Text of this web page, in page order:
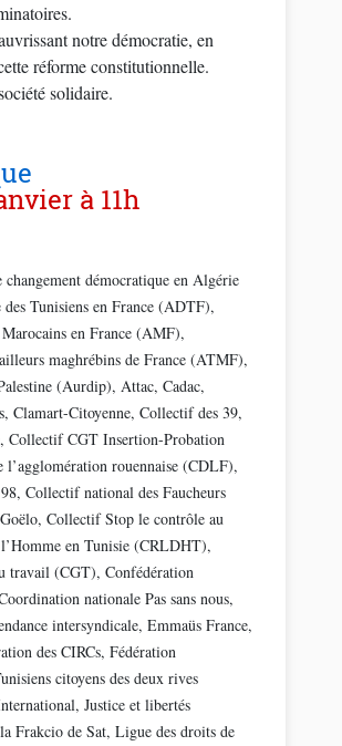
notre démocratie, en
réforme constitutionnelle.
solidaire.
A Toulon, rassemblement place de la Liberté, samedi 30 janvier à 11h
démocratique en Algérie
Tunisiens en France (ADTF),
en France (AMF),
maghrébins de France (ATMF),
(Aurdip), Attac, Cadac,
Clamart-Citoyenne, Collectif des 39,
Collectif CGT Insertion-Probation
rouennaise (CDLF),
Collectif national des Faucheurs
Collectif Stop le contrôle au
en Tunisie (CRLDHT),
travail (CGT), Confédération
nationale Pas sans nous,
intersyndicale, Emmaüs France,
des CIRCs, Fédération
citoyens des deux rives
Justice et libertés
Frakcio de Sat, Ligue des droits de